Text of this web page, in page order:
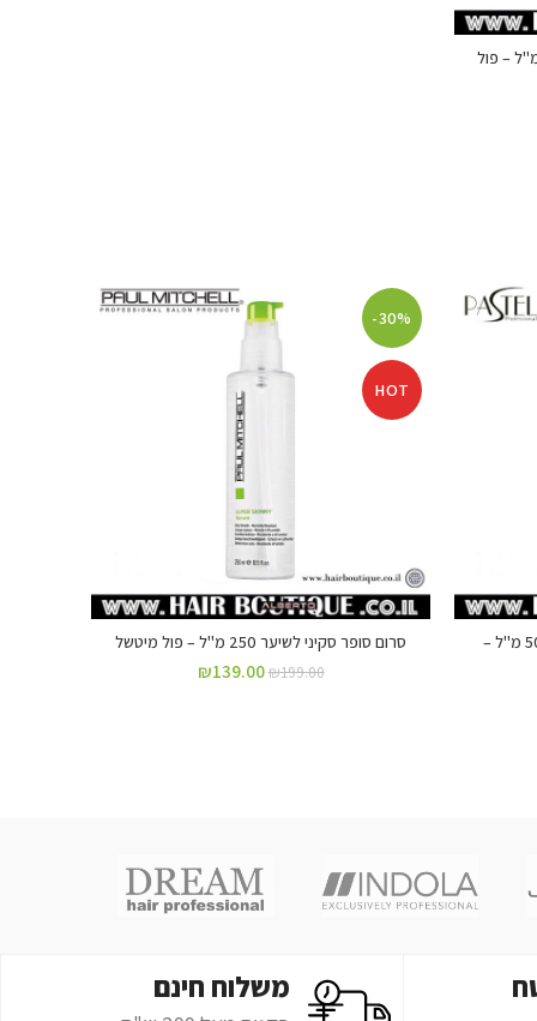
תלתלים "סקלפטינג פואם" 500 מ"ל – פול
קרם לחות והזנה לשיער יבש ופגום 500 מ"ל –
-30%
HOT
סרום סופר סקיני לשיער 250 מ"ל – פול מיטשל
₪199.00
₪139.00
משלוח חינם